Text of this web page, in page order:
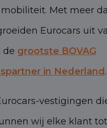
Met meer
Eurocars uit
de grootste BOVAG
in Nederland .
vestigingen
wij elke klant